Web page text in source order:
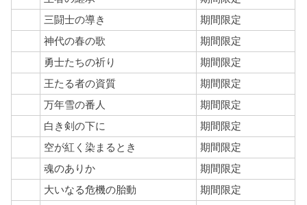
三闘士の導き
期間限定
神代の春の歌
期間限定
勇士たちの祈り
期間限定
王たる者の資質
期間限定
万年雪の番人
期間限定
白き剣の下に
期間限定
空が紅く染まるとき
期間限定
魂のありか
期間限定
大いなる危機の胎動
期間限定